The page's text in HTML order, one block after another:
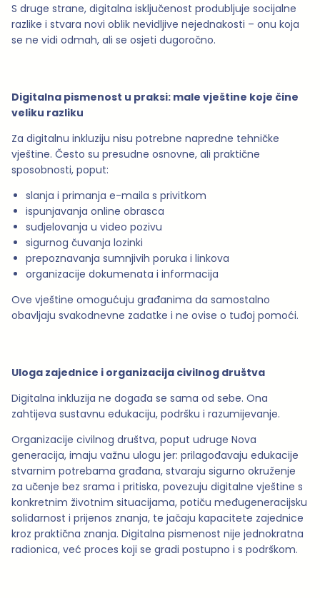
S druge strane, digitalna isključenost produbljuje socijalne
razlike i stvara novi oblik nevidljive nejednakosti – onu koja
se ne vidi odmah, ali se osjeti dugoročno.
Digitalna pismenost u praksi: male vještine koje čine
veliku razliku
Za digitalnu inkluziju nisu potrebne napredne tehničke
vještine. Često su presudne osnovne, ali praktične
sposobnosti, poput:
slanja i primanja e-maila s privitkom
ispunjavanja online obrasca
sudjelovanja u video pozivu
sigurnog čuvanja lozinki
prepoznavanja sumnjivih poruka i linkova
organizacije dokumenata i informacija
Ove vještine omogućuju građanima da samostalno
obavljaju svakodnevne zadatke i ne ovise o tuđoj pomoći.
Uloga zajednice i organizacija civilnog društva
Digitalna inkluzija ne događa se sama od sebe. Ona
zahtijeva sustavnu edukaciju, podršku i razumijevanje.
Organizacije civilnog društva, poput udruge Nova
generacija, imaju važnu ulogu jer: prilagođavaju edukacije
stvarnim potrebama građana, stvaraju sigurno okruženje
za učenje bez srama i pritiska, povezuju digitalne vještine s
konkretnim životnim situacijama, potiču međugeneracijsku
solidarnost i prijenos znanja, te jačaju kapacitete zajednice
kroz praktična znanja. Digitalna pismenost nije jednokratna
radionica, već proces koji se gradi postupno i s podrškom.